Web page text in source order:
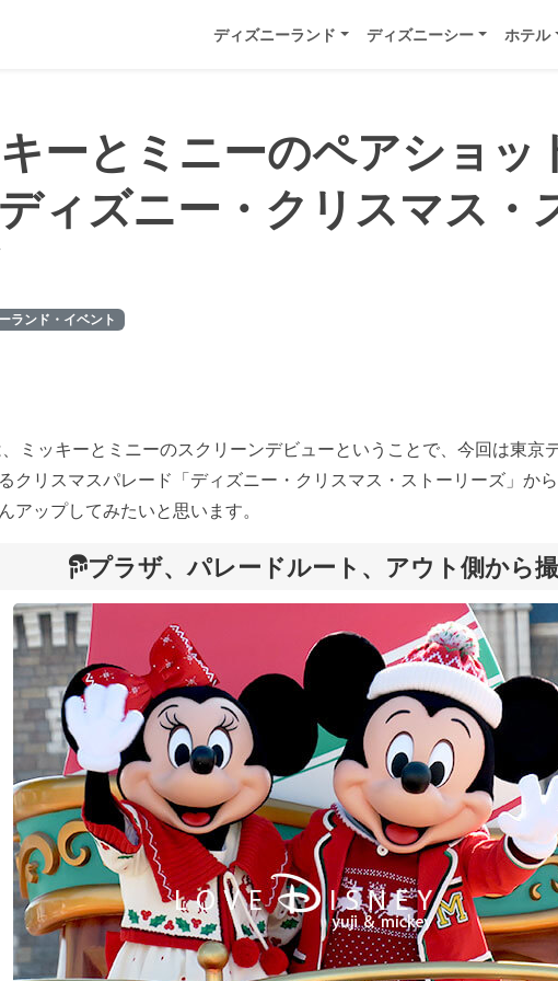
ディズニーランド ディズニーシー ホテル
ーとミニーのペアショッ
ィズニー・クリスマス・
ランド・イベント
ミッキーとミニーのスクリーンデビューということで、今回は東京
クリスマスパレード「ディズニー・クリスマス・ストーリーズ」か
アップしてみたいと思います。
プラザ、パレードルート、アウト側から